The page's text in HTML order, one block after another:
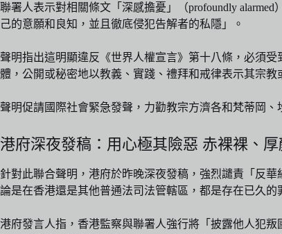
聯署人表示對相關條文「深感擔憂」（profoundly
己的意願和良知，並且徹底侵犯告解者的私隱」。
聲明指出這明顯違反《世界人權宣言》第十八條，必須
體，公開或秘密地以教義、實踐、禮拜和戒律表示其宗教
聲明促請國際社會緊急發聲，力勸教宗方濟各和梵蒂岡
港府深夜發稿：用心極其險惡 赤裸裸、
針對此聯合聲明，港府於昨晚深夜發稿，強烈譴責「反
論是在香港還是其他普通法司法管轄區，都是存在已久
港府發言人指，香港監察與聯署人強行將「披露他人犯